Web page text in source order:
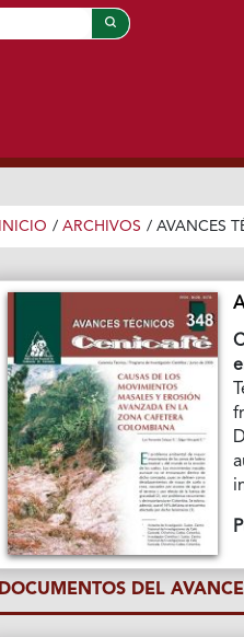
INICIO / ARCHIVOS / AVANCES
DOCUMENTOS DEL AVANCE